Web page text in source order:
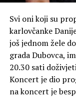
Svi oni koji su
karlovčanke
još jednom žele
grada Dubovca,
20.30 sati
Koncert je dio
na koncert je